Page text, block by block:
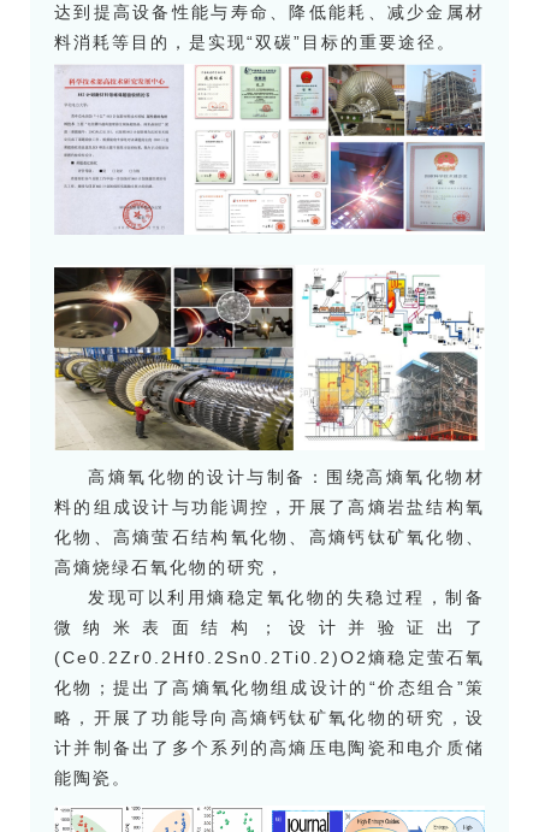
达到提高设备性能与寿命、降低能耗、减少金属材
料消耗等目的，是实现“双碳”目标的重要途径。
高熵氧化物的设计与制备：围绕高熵氧化物材
料的组成设计与功能调控，开展了高熵岩盐结构氧
化物、高熵萤石结构氧化物、高熵钙钛矿氧化物、
高熵烧绿石氧化物的研究，
发现可以利用熵稳定氧化物的失稳过程，制备
微纳米表面结构；
设计并验证出了
(Ce0.2Zr0.2Hf0.2Sn0.2Ti0.2)O2熵稳定萤石氧
化物；提出了高熵氧化物组成设计的“价态组合”策
略，开展了功能导向高熵钙钛矿氧化物的研究，设
计并制备出了多个系列的高熵压电陶瓷和电介质储
能陶瓷。